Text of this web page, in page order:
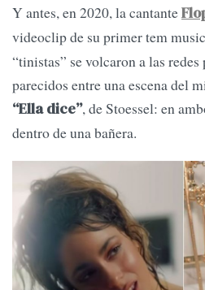
Y antes, en 2020, la cantante
videoclip de su primer tem
“tinistas” se volcaron a las
parecidos entre una escena del
“Ella dice”, de Stoessel: en
dentro de una bañera.